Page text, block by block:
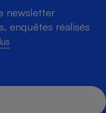
newsletter
enquêtes réalisés